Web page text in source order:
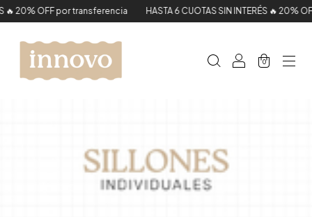
por transferencia HASTA 6 CUOTAS SIN INTERÉS 🔥 20% OFF por
0